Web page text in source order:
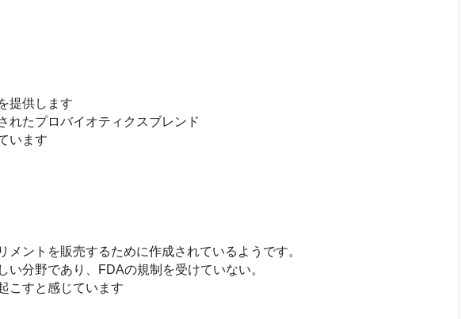
提供します
れたプロバイオティクスブレンド
います
ントを販売するために作成されているようです。
分野であり、FDAの規制を受けていない。
こすと感じています